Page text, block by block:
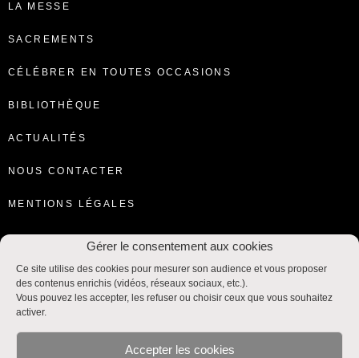
Gérer le consentement aux cookies
Ce site utilise des cookies pour mesurer son audience et vous proposer
des contenus enrichis (vidéos, réseaux sociaux, etc.).
Vous pouvez les accepter, les refuser ou choisir ceux que vous souhaitez
activer.
Accepter les cookies
LA MESSE
SACREMENTS
CÉLÉBRER EN TOUTES OCCASIONS
BIBLIOTHÈQUE
ACTUALITÉS
NOUS CONTACTER
MENTIONS LÉGALES